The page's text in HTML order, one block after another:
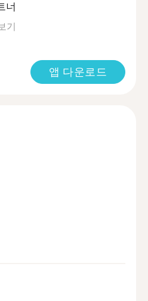
너
기
앱 다운로드